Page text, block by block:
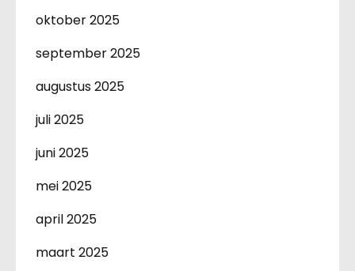
oktober 2025
september 2025
augustus 2025
juli 2025
juni 2025
mei 2025
april 2025
maart 2025